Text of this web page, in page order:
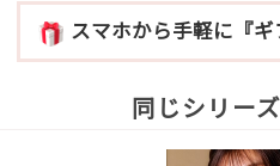
スマホから手軽に『
同じシリー